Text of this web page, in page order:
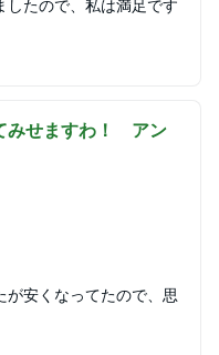
したので、私は満足です
みせますわ！ アン
安くなってたので、思